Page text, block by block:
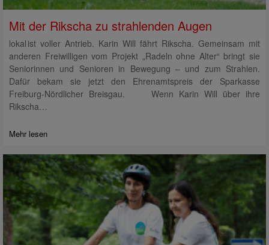
Mit der Rikscha zu strahlenden Augen
lokal ist voller Antrieb. Karin Will fährt Rikscha. Gemeinsam mit
anderen Freiwilligen vom Projekt „Radeln ohne Alter“ bringt sie
Seniorinnen und Senioren in Bewegung – und zum Strahlen.
Dafür bekam sie jetzt den Ehrenamtspreis der Sparkasse
Freiburg-Nördlicher Breisgau. Wenn Karin Will über ihre
Rikscha…
Mehr lesen